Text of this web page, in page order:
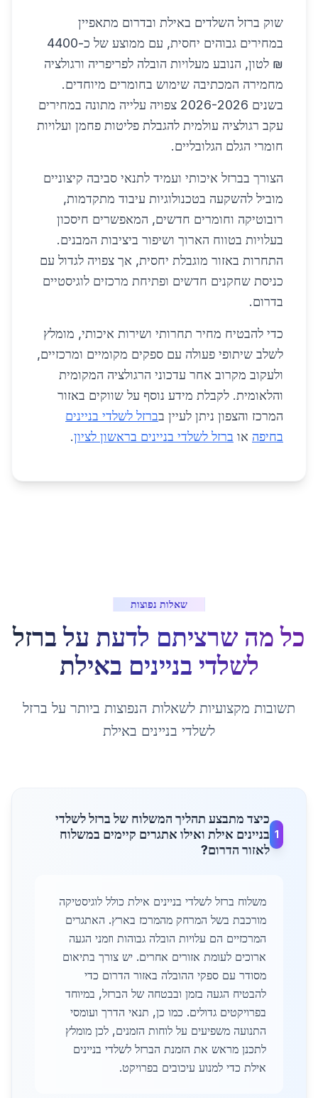
שוק ברזל השלדים באילת ובדרום מתאפיין
במחירים גבוהים יחסית, עם ממוצע של כ-4400
₪ לטון, הנובע מעלויות הובלה לפריפריה ורגולציה
מחמירה המכתיבה שימוש בחומרים מיוחדים.
בשנים 2026-2026 צפויה עלייה מתונה במחירים
עקב רגולציה עולמית להגבלת פליטות פחמן ועלויות
חומרי הגלם הגלובליים.
הצורך בברזל איכותי ועמיד לתנאי סביבה קיצוניים
מוביל להשקעה בטכנולוגיות עיבוד מתקדמות,
רובוטיקה וחומרים חדשים, המאפשרים חיסכון
בעלויות בטווח הארוך ושיפור ביציבות המבנים.
התחרות באזור מוגבלת יחסית, אך צפויה לגדול עם
כניסת שחקנים חדשים ופתיחת מרכזים לוגיסטיים
בדרום.
כדי להבטיח מחיר תחרותי ושירות איכותי, מומלץ
לשלב שיתופי פעולה עם ספקים מקומיים ומרכזיים,
ולעקוב מקרוב אחר עדכוני הרגולציה המקומית
והלאומית. לקבלת מידע נוסף על שווקים באזור
המרכז והצפון ניתן לעיין בברזל לשלדי בניינים
בחיפה או ברזל לשלדי בניינים בראשון לציון.
שאלות נפוצות
כל מה שרציתם לדעת על ברזל
לשלדי בניינים באילת
תשובות מקצועיות לשאלות הנפוצות ביותר על ברזל
לשלדי בניינים באילת
1
כיצד מתבצע תהליך המשלוח של ברזל לשלדי
בניינים אילת ואילו אתגרים קיימים במשלוח
לאזור הדרום?
משלוח ברזל לשלדי בניינים אילת כולל לוגיסטיקה
מורכבת בשל המרחק מהמרכז בארץ. האתגרים
המרכזיים הם עלויות הובלה גבוהות וזמני הגעה
ארוכים לעומת אזורים אחרים. יש צורך בתיאום
מסודר עם ספקי ההובלה באזור הדרום כדי
להבטיח הגעה בזמן ובבטחה של הברזל, במיוחד
בפרויקטים גדולים. כמו כן, תנאי הדרך ועומסי
התנועה משפיעים על לוחות הזמנים, לכן מומלץ
לתכנן מראש את הזמנת הברזל לשלדי בניינים
אילת כדי למנוע עיכובים בפרויקט.